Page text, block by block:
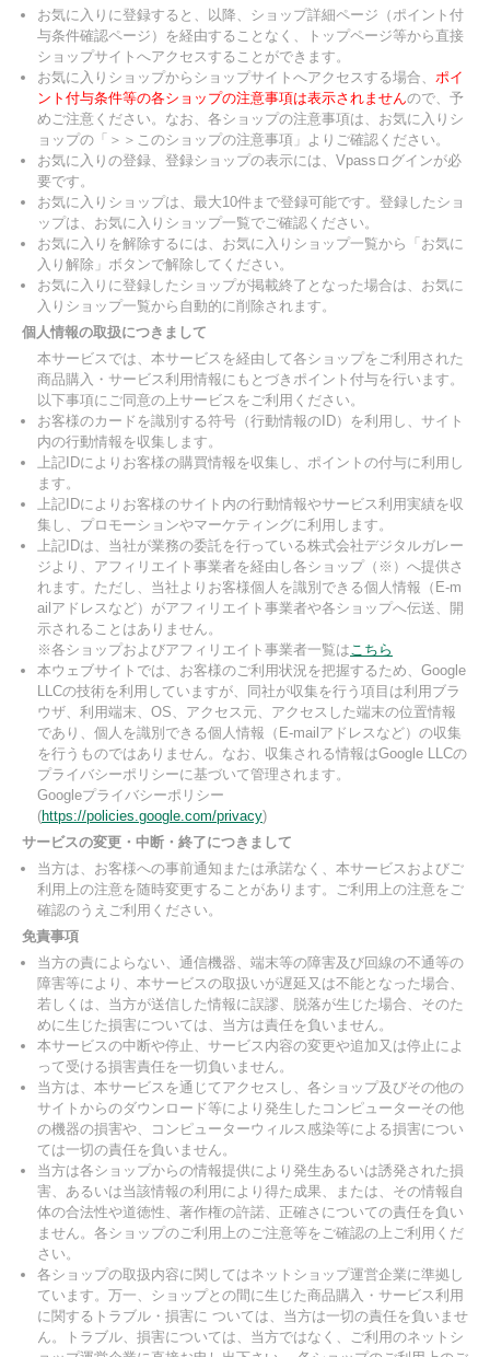
お気に入りに登録すると、以降、ショップ詳細ページ（ポイント付
与条件確認ページ）を経由することなく、トップページ等から直接
ショップサイトへアクセスすることができます。
お気に入りショップからショップサイトへアクセスする場合、 ポイ
ント付与条件等の各ショップの注意事項は表示されませんので、予
めご注意ください。なお、各ショップの注意事項は、お気に入りシ
ョップの「＞＞このショップの注意事項」よりご確認ください。
お気に入りの登録、登録ショップの表示には、Vpassログインが必
要です。
お気に入りショップは、最大10件まで登録可能です。登録したショ
ップは、お気に入りショップ一覧でご確認ください。
お気に入りを解除するには、お気に入りショップ一覧から「お気に
入り解除」ボタンで解除してください。
お気に入りに登録したショップが掲載終了となった場合は、お気に
入りショップ一覧から自動的に削除されます。
個人情報の取扱につきまして
本サービスでは、本サービスを経由して各ショップをご利用された
商品購入・サービス利用情報にもとづきポイント付与を行います。
以下事項にご同意の上サービスをご利用ください。
お客様のカードを識別する符号（行動情報のID）を利用し、サイト
内の行動情報を収集します。
上記IDによりお客様の購買情報を収集し、ポイントの付与に利用し
ます。
上記IDによりお客様のサイト内の行動情報やサービス利用実績を収
集し、プロモーションやマーケティングに利用します。
上記IDは、当社が業務の委託を行っている株式会社デジタルガレー
ジより、アフィリエイト事業者を経由し各ショップ（※）へ提供さ
れます。ただし、当社よりお客様個人を識別できる個人情報（E-m
ailアドレスなど）がアフィリエイト事業者や各ショップへ伝送、開
示されることはありません。
※各ショップおよびアフィリエイト事業者一覧はこちら
本ウェブサイトでは、お客様のご利用状況を把握するため、Google
LLCの技術を利用していますが、同社が収集を行う項目は利用ブラ
ウザ、利用端末、OS、アクセス元、アクセスした端末の位置情報
であり、個人を識別できる個人情報（E-mailアドレスなど）の収集
を行うものではありません。なお、収集される情報はGoogle LLCの
プライバシーポリシーに基づいて管理されます。
Googleプライバシーポリシー
(https://policies.google.com/privacy)
サービスの変更・中断・終了につきまして
当方は、お客様への事前通知または承諾なく、本サービスおよびご
利用上の注意を随時変更することがあります。ご利用上の注意をご
確認のうえご利用ください。
免責事項
当方の責によらない、通信機器、端末等の障害及び回線の不通等の
障害等により、本サービスの取扱いが遅延又は不能となった場合、
若しくは、当方が送信した情報に誤謬、脱落が生じた場合、そのた
めに生じた損害については、当方は責任を負いません。
本サービスの中断や停止、サービス内容の変更や追加又は停止によ
って受ける損害責任を一切負いません。
当方は、本サービスを通じてアクセスし、各ショップ及びその他の
サイトからのダウンロード等により発生したコンピューターその他
の機器の損害や、コンピューターウィルス感染等による損害につい
ては一切の責任を負いません。
当方は各ショップからの情報提供により発生あるいは誘発された損
害、あるいは当該情報の利用により得た成果、または、その情報自
体の合法性や道徳性、著作権の許諾、正確さについての責任を負い
ません。各ショップのご利用上のご注意等をご確認の上ご利用くだ
さい。
各ショップの取扱内容に関してはネットショップ運営企業に準拠し
ています。万一、ショップとの間に生じた商品購入・サービス利用
に関するトラブル・損害に ついては、当方は一切の責任を負いませ
ん。トラブル、損害については、当方ではなく、ご利用のネットシ